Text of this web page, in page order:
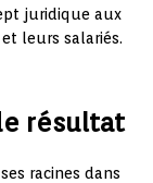
juridique aux
leurs salariés.
résultat
racines dans